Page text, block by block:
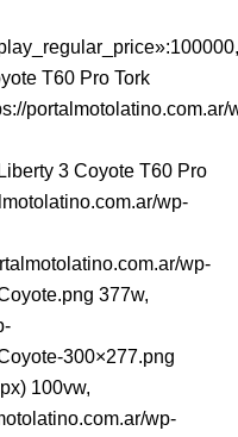
T60 Pro Tork
portalmotolatino.com.ar/
3 Coyote T60 Pro
wp-
wp-
377w,
300×277.png
100vw,
wp-